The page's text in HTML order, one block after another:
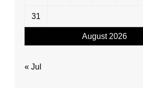
August 2026
31
« Jul